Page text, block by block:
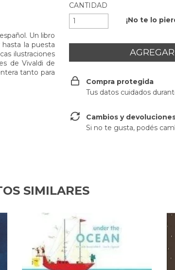
Un libro
la puesta
ilustraciones
de Vivaldi de
tanto para
CANTIDAD
¡No te lo
Compra protegida
Tus datos cuidados
Cambios y
Si no te gusta, podés
SIMILARES